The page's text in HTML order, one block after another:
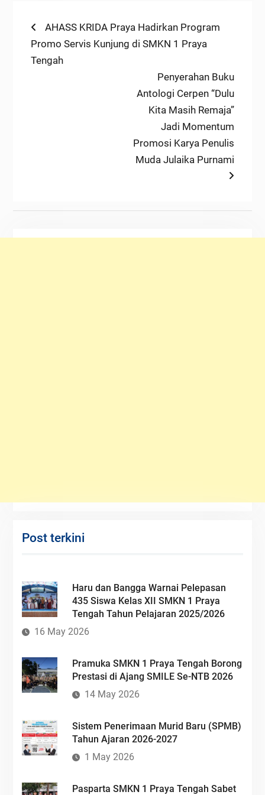
Post
navigation
Previous
post:
AHASS KRIDA Praya Hadirkan Program
Promo Servis Kunjung di SMKN 1 Praya
Tengah
Next
post:
Penyerahan Buku
Antologi Cerpen “Dulu
Kita Masih Remaja”
Jadi Momentum
Promosi Karya Penulis
Muda Julaika Purnami
Post terkini
Haru dan Bangga Warnai Pelepasan
435 Siswa Kelas XII SMKN 1 Praya
Tengah Tahun Pelajaran 2025/2026
16 May 2026
Pramuka SMKN 1 Praya Tengah Borong
Prestasi di Ajang SMILE Se-NTB 2026
14 May 2026
Sistem Penerimaan Murid Baru (SPMB)
Tahun Ajaran 2026-2027
1 May 2026
Pasparta SMKN 1 Praya Tengah Sabet